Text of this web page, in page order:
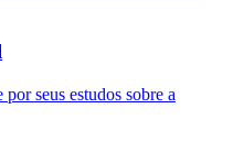
seus estudos sobre a